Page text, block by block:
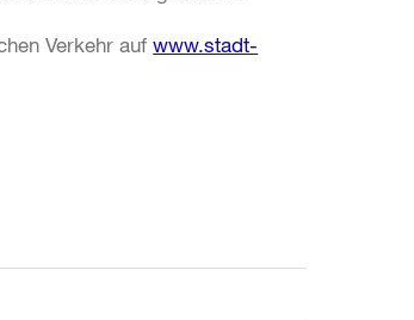
Verkehr aufwww.stadt-